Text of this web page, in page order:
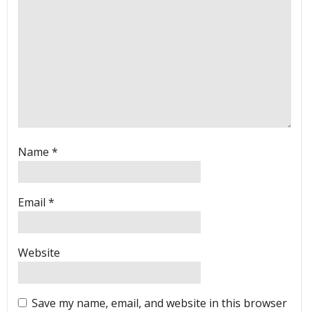
Name *
Email *
Website
Save my name, email, and website in this browser